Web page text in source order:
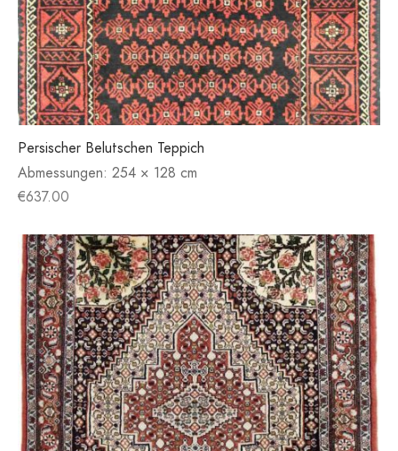
Persischer Belutschen Teppich
Abmessungen: 254 × 128 cm
€637.00